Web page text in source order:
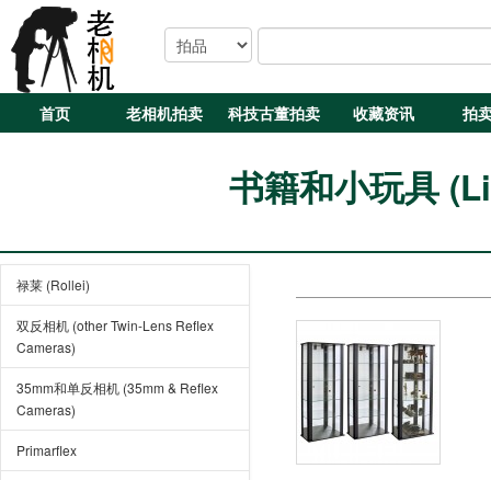
首页 老相机拍卖 科技古董拍卖 收藏资讯 拍
书籍和小玩具
禄莱 (Rollei)
双反相机 (other Twin-Lens Reflex
Cameras)
35mm和单反相机 (35mm & Reflex
Cameras)
Primarflex